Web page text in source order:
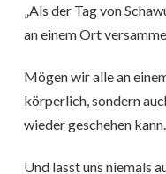
„Als der Tag von
an einem Ort
Mögen wir alle an
körperlich, sondern
wieder geschehen kann.
Und lasst uns niemals